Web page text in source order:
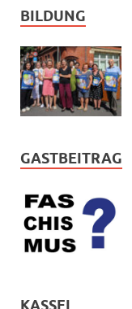
BILDUNG
GASTBEITRAG
KASSEL